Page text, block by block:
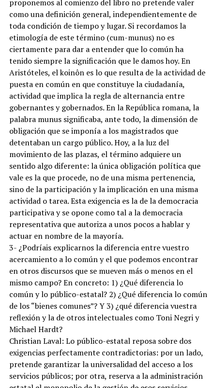
proponemos al comienzo del libro no pretende valer
como una definición general, independientemente de
toda condición de tiempo y lugar. Si recordamos la
etimología de este término (cum-munus) no es
ciertamente para dar a entender que lo común ha
tenido siempre la significación que le damos hoy. En
Aristóteles, el koinôn es lo que resulta de la actividad de
puesta en común en que constituye la ciudadanía,
actividad que implica la regla de alternancia entre
gobernantes y gobernados. En la República romana, la
palabra munus significaba, ante todo, la dimensión de
obligación que se imponía a los magistrados que
detentaban un cargo público. Hoy, a la luz del
movimiento de las plazas, el término adquiere un
sentido algo diferente: la única obligación política que
vale es la que procede, no de una misma pertenencia,
sino de la participación y la implicación en una misma
actividad o tarea. Esta exigencia es la de la democracia
participativa y se opone como tal a la democracia
representativa que autoriza a unos pocos a hablar y
actuar en nombre de la mayoría.
3- ¿Podríais explicarnos la diferencia entre vuestro
acercamiento a lo común y el que podemos encontrar
en otros discursos que se mueven más o menos en el
mismo campo? En concreto: 1) ¿Qué diferencia lo
común y lo público-estatal? 2) ¿Qué diferencia lo común
de los “bienes comunes”? Y 3) ¿qué diferencia vuestra
reflexión y la de otros intelectuales como Toni Negri y
Michael Hardt?
Christian Laval: Lo público-estatal reposa sobre dos
exigencias perfectamente contradictorias: por un lado,
pretende garantizar la universalidad del acceso a los
servicios públicos; por otra, reserva a la administración